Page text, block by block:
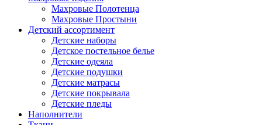
Махровые Полотенца
Махровые Простыни
Детский ассортимент
Детские наборы
Детское постельное белье
Детские одеяла
Детские подушки
Детские матрасы
Детские покрывала
Детские пледы
Наполнители